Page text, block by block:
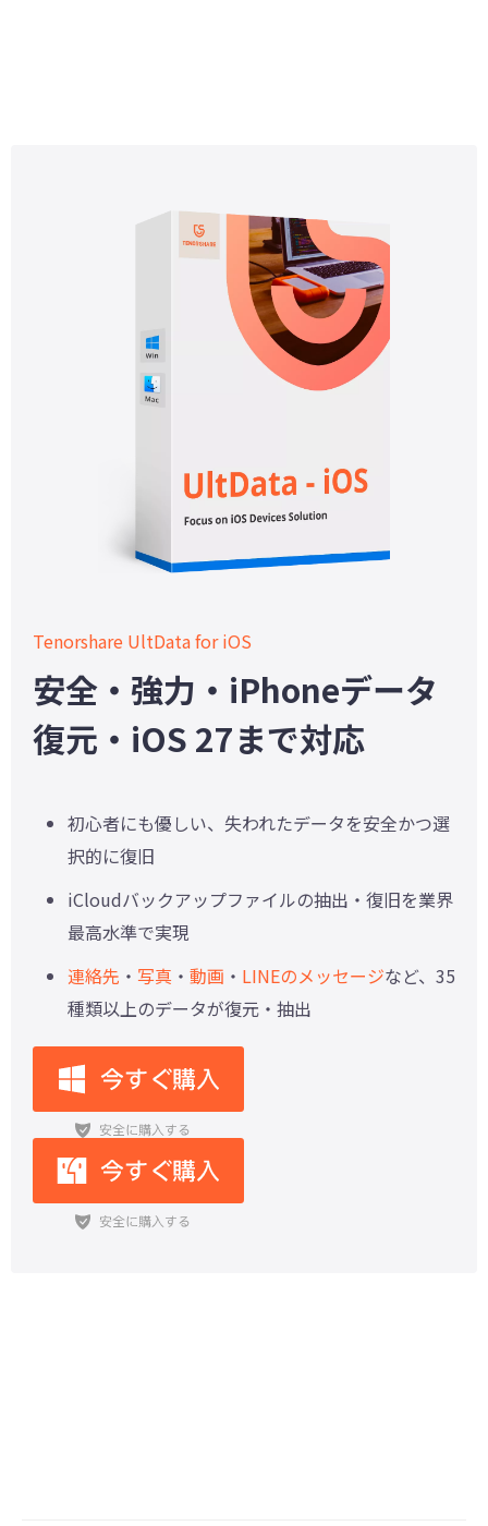
Tenorshare UltData for iOS
安全・強力・iPhoneデータ
復元・iOS 27まで対応
初心者にも優しい、失われたデータを安全かつ選
択的に復旧
iCloudバックアップファイルの抽出・復旧を業界
最高水準で実現
連絡先 ・ 写真 ・ 動画 ・ LINEのメッセージなど、35
種類以上のデータが復元・抽出